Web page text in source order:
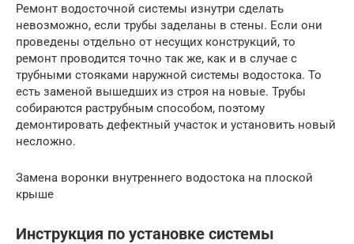
Ремонт водосточной системы изнутри сделать
невозможно, если трубы заделаны в стены. Если они
проведены отдельно от несущих конструкций, то
ремонт проводится точно так же, как и в случае с
трубными стояками наружной системы водостока. То
есть заменой вышедших из строя на новые. Трубы
собираются раструбным способом, поэтому
демонтировать дефектный участок и установить новый
несложно.
Замена воронки внутреннего водостока на плоской
крыше
Инструкция по установке системы